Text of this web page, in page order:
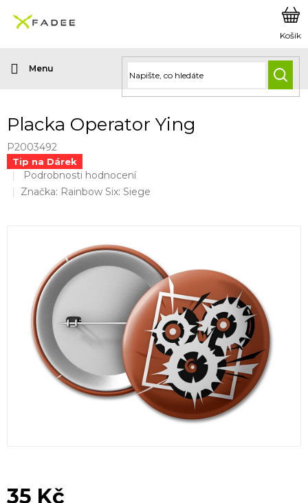
obsah
Placka Operator Ying
P2003492
Tip na Dárek
Průměrné
hodnocení
hvězdiček.
Podrobnosti hodnocení
Značka: Rainbow Six: Siege
35 Kč